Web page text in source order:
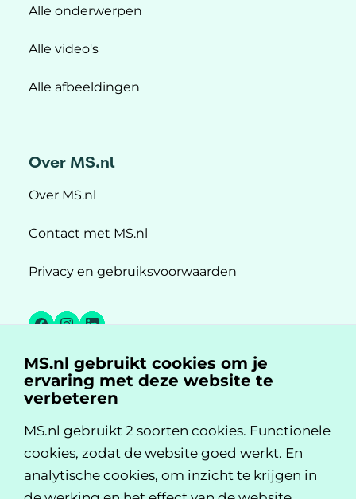
Alle onderwerpen
Alle video's
Alle afbeeldingen
Over MS.nl
Over MS.nl
Contact met MS.nl
Privacy en gebruiksvoorwaarden
Facebook
Instagram
LinkedIn
MS.nl is een initiatief van:
MS.nl gebruikt cookies om je
ervaring met deze website te
verbeteren
MS.nl gebruikt 2 soorten cookies. Functionele
cookies, zodat de website goed werkt. En
analytische cookies, om inzicht te krijgen in